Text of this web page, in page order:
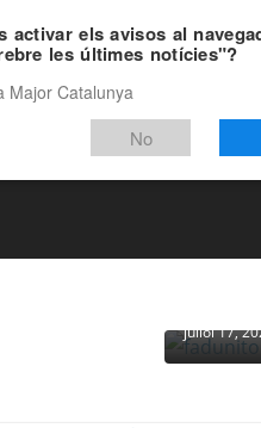
MEDIEVALS 2026
juliol 17,
activar els avisos al
les últimes notícies"?
Major Catalunya
No